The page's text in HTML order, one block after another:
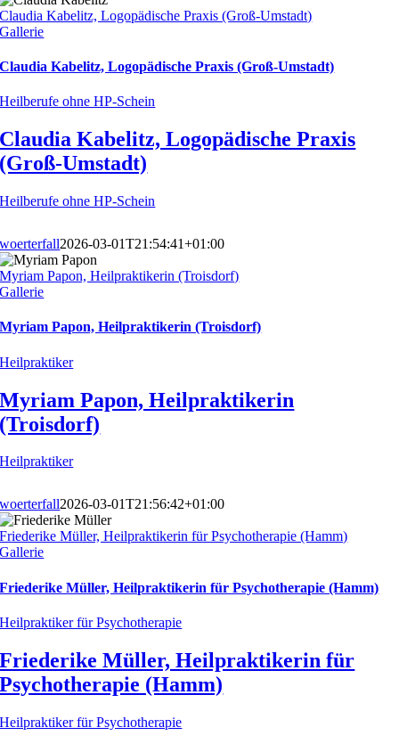
Claudia Kabelitz, Logopädische Praxis (Groß-Umstadt)
Gallerie
Claudia Kabelitz, Logopädische Praxis (Groß-Umstadt)
Heilberufe ohne HP-Schein
Claudia Kabelitz, Logopädische Praxis
(Groß-Umstadt)
Heilberufe ohne HP-Schein
woerterfall2026-03-01T21:54:41+01:00
Myriam Papon, Heilpraktikerin (Troisdorf)
Gallerie
Myriam Papon, Heilpraktikerin (Troisdorf)
Heilpraktiker
Myriam Papon, Heilpraktikerin
(Troisdorf)
Heilpraktiker
woerterfall2026-03-01T21:56:42+01:00
Friederike Müller, Heilpraktikerin für Psychotherapie (Hamm)
Gallerie
Friederike Müller, Heilpraktikerin für Psychotherapie (Hamm)
Heilpraktiker für Psychotherapie
Friederike Müller, Heilpraktikerin für
Psychotherapie (Hamm)
Heilpraktiker für Psychotherapie